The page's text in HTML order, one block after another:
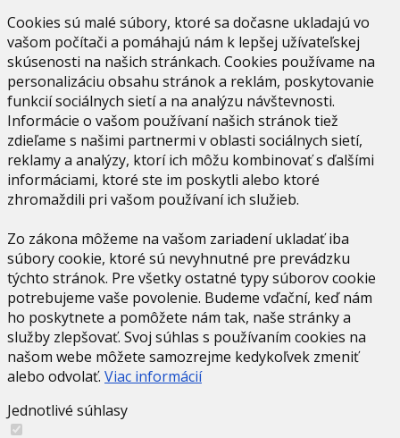
Cookies sú malé súbory, ktoré sa dočasne ukladajú vo
vašom počítači a pomáhajú nám k lepšej užívateľskej
skúsenosti na našich stránkach. Cookies používame na
personalizáciu obsahu stránok a reklám, poskytovanie
funkcií sociálnych sietí a na analýzu návštevnosti.
Informácie o vašom používaní našich stránok tiež
zdieľame s našimi partnermi v oblasti sociálnych sietí,
reklamy a analýzy, ktorí ich môžu kombinovať s ďalšími
informáciami, ktoré ste im poskytli alebo ktoré
zhromaždili pri vašom používaní ich služieb.
Zo zákona môžeme na vašom zariadení ukladať iba
súbory cookie, ktoré sú nevyhnutné pre prevádzku
týchto stránok. Pre všetky ostatné typy súborov cookie
potrebujeme vaše povolenie. Budeme vďační, keď nám
ho poskytnete a pomôžete nám tak, naše stránky a
služby zlepšovať. Svoj súhlas s používaním cookies na
našom webe môžete samozrejme kedykoľvek zmeniť
alebo odvolať. Viac informácií
Jednotlivé súhlasy